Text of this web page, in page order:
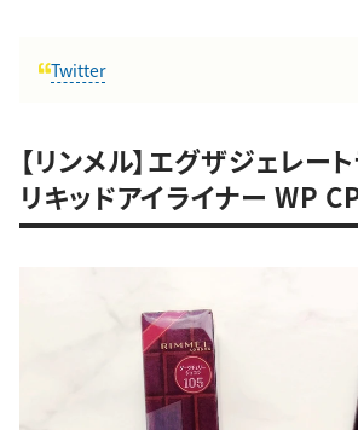
Twitter
【リンメル】エグザジェレー
リキッドアイライナー WP